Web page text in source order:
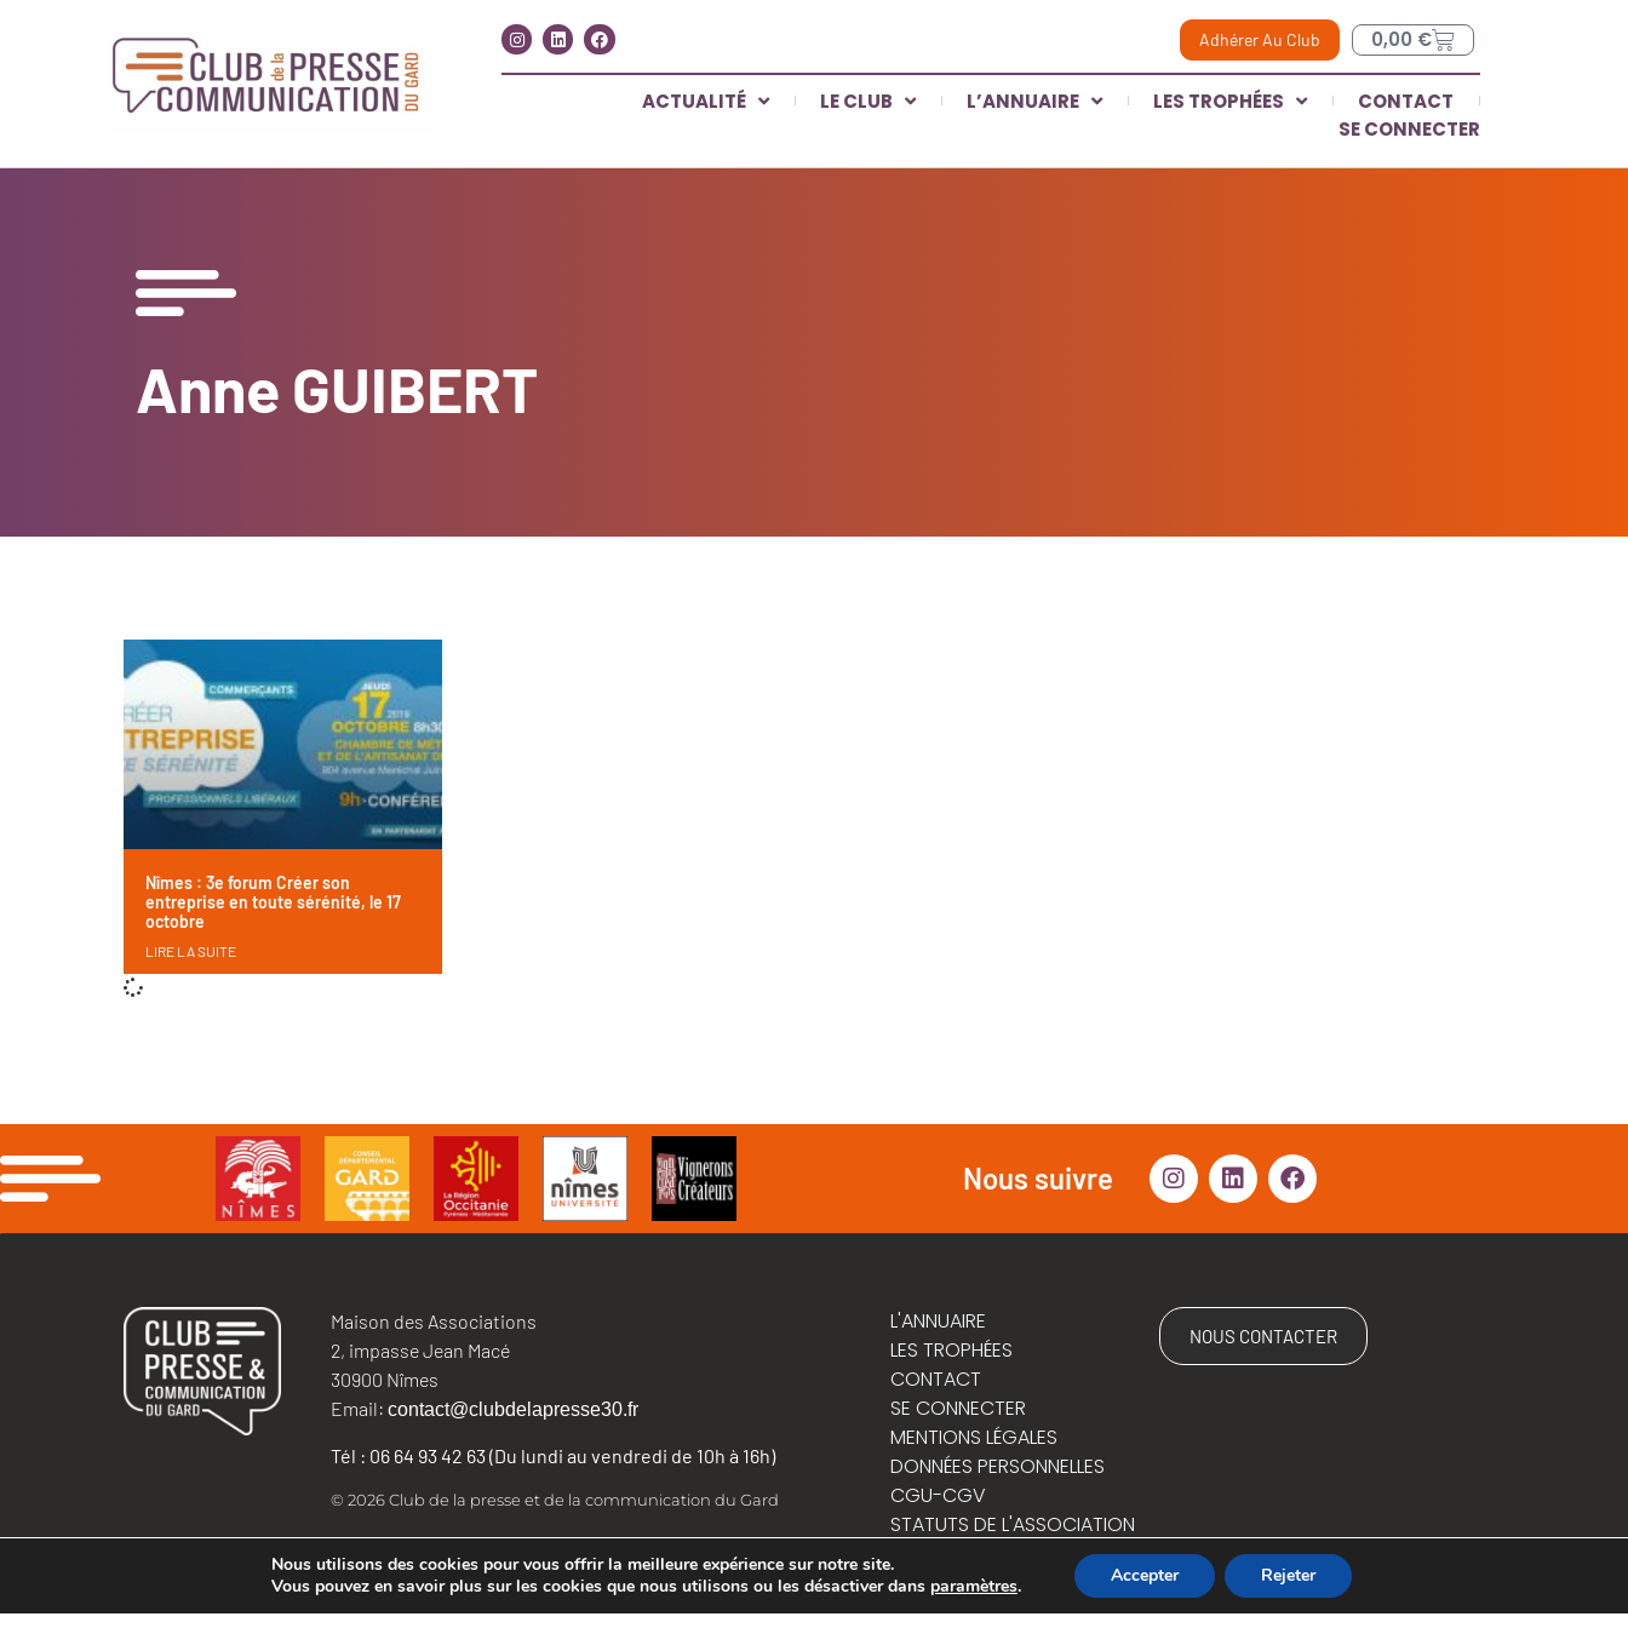
Adhérer Au Club 0,00 €
ACTUALITÉ LE CLUB L’ANNUAIRE LES TROPHÉES
CONTACT
SE CONNECTER
Anne GUIBERT
Nîmes : 3e forum Créer son
entreprise en toute sérénité, le 17
octobre
LIRE LA SUITE
Nous suivre
Maison des Associations
2, impasse Jean Macé
30900 Nîmes
Email: contact@clubdelapresse30.fr
Tél : 06 64 93 42 63 (Du lundi au vendredi de 10h à 16h)
© 2026 Club de la presse et de la communication du Gard
L'ANNUAIRE
LES TROPHÉES
CONTACT
SE CONNECTER
MENTIONS LÉGALES
DONNÉES PERSONNELLES
CGU-CGV
STATUTS DE L'ASSOCIATION
NOUS CONTACTER
Nous utilisons des cookies pour vous offrir la meilleure expérience sur notre site.
Vous pouvez en savoir plus sur les cookies que nous utilisons ou les désactiver dans paramètres. Accepter Rejeter